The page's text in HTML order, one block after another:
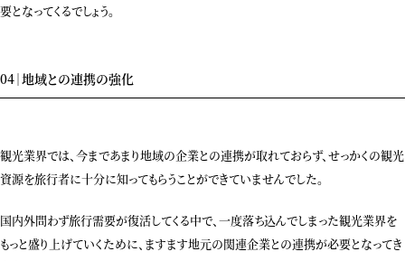
要となってくるでしょう。
04｜地域との連携の強化
観光業界では、今まであまり地域の企業との連携が取れておらず、せっかくの観光
資源を旅行者に十分に知ってもらうことができていませんでした。
国内外問わず旅行需要が復活してくる中で、一度落ち込んでしまった観光業界を
もっと盛り上げていくために、ますます地元の関連企業との連携が必要となってき